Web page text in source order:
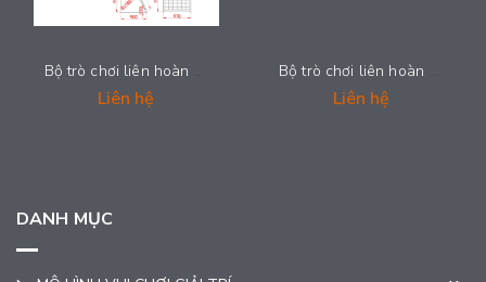
Liên hệ Liên hệ
DANH MỤC